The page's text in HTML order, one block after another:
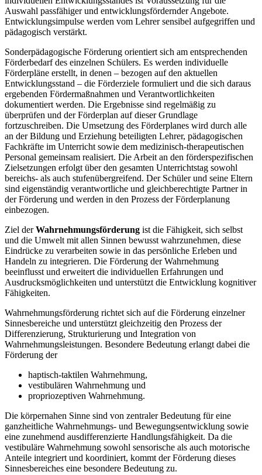
Auswahl passfähiger und entwicklungsfördernder Angebote.
Entwicklungsimpulse werden vom Lehrer sensibel aufgegriffen und
pädagogisch verstärkt.
Sonderpädagogische Förderung orientiert sich am entsprechenden
Förderbedarf des einzelnen Schülers. Es werden individuelle
Förderpläne erstellt, in denen – bezogen auf den aktuellen
Entwicklungsstand – die Förderziele formuliert und die sich daraus
ergebenden Fördermaßnahmen und Verantwortlichkeiten
dokumentiert werden. Die Ergebnisse sind regelmäßig zu
überprüfen und der Förderplan auf dieser Grundlage
fortzuschreiben. Die Umsetzung des Förderplanes wird durch alle
an der Bildung und Erziehung beteiligten Lehrer, pädagogischen
Fachkräfte im Unterricht sowie dem medizinisch-therapeutischen
Personal gemeinsam realisiert. Die Arbeit an den förderspezifischen
Zielsetzungen erfolgt über den gesamten Unterrichtstag sowohl
bereichs- als auch stufenübergreifend. Der Schüler und seine Eltern
sind eigenständig verantwortliche und gleichberechtigte Partner in
der Förderung und werden in den Prozess der Förderplanung
einbezogen.
Ziel derWahrnehmungsförderung ist die Fähigkeit, sich selbst
und die Umwelt mit allen Sinnen bewusst wahrzunehmen, diese
Eindrücke zu verarbeiten sowie in das persönliche Erleben und
Handeln zu integrieren. Die Förderung der Wahrnehmung
beeinflusst und erweitert die individuellen Erfahrungen und
Ausdrucksmöglichkeiten und unterstützt die Entwicklung kognitiver
Fähigkeiten.
Wahrnehmungsförderung richtet sich auf die Förderung einzelner
Sinnesbereiche und unterstützt gleichzeitig den Prozess der
Differenzierung, Strukturierung und Integration von
Wahrnehmungsleistungen. Besondere Bedeutung erlangt dabei die
Förderung der
haptisch-taktilen Wahrnehmung,
vestibulären Wahrnehmung und
propriozeptiven Wahrnehmung.
Die körpernahen Sinne sind von zentraler Bedeutung für eine
ganzheitliche Wahrnehmungs- und Bewegungsentwicklung sowie
eine zunehmend ausdifferenzierte Handlungsfähigkeit. Da die
vestibuläre Wahrnehmung sowohl sensorische als auch motorische
Anteile integriert und koordiniert, kommt der Förderung dieses
Sinnesbereiches eine besondere Bedeutung zu.